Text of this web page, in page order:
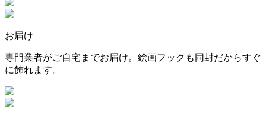
お届け
専門業者がご自宅までお届け。絵画フックも同封だからすぐ
に飾れます。